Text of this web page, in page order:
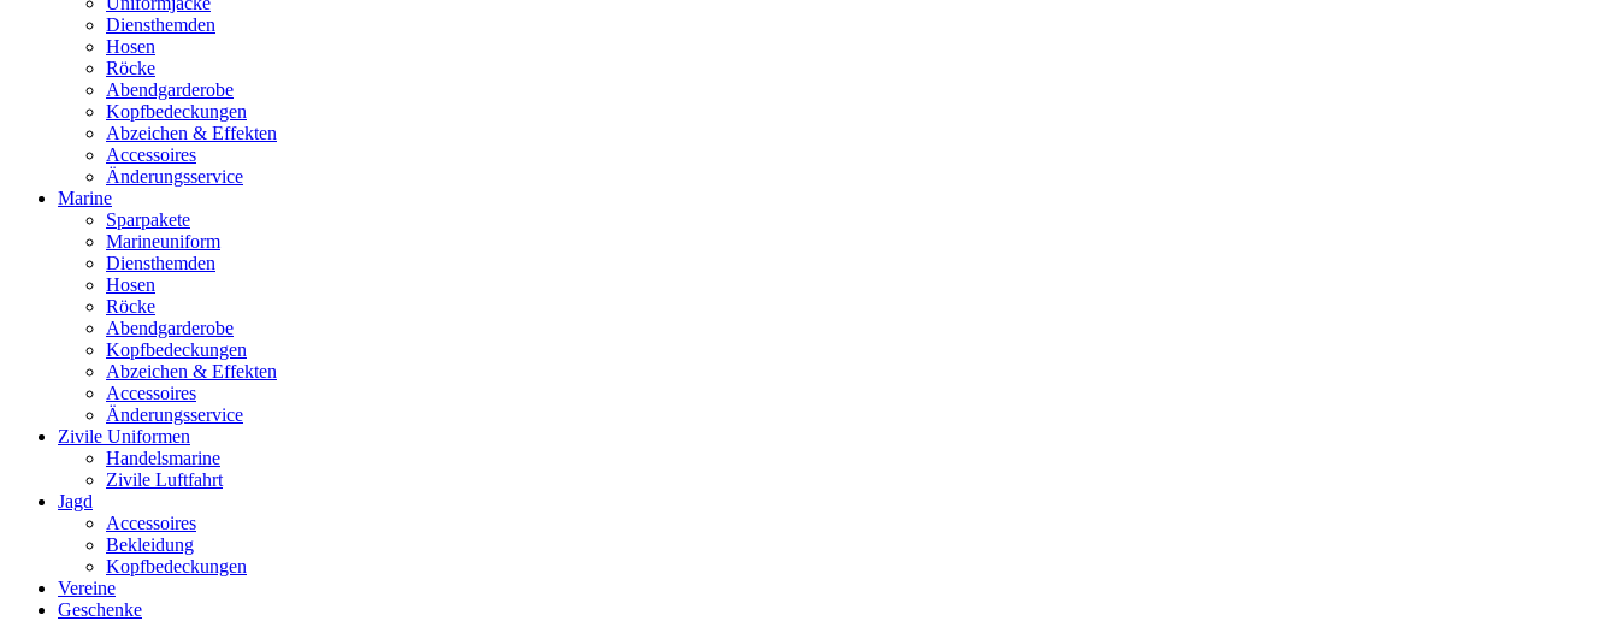
Diensthemden
Hosen
Röcke
Abendgarderobe
Kopfbedeckungen
Abzeichen & Effekten
Accessoires
Änderungsservice
Marine
Sparpakete
Marineuniform
Diensthemden
Hosen
Röcke
Abendgarderobe
Kopfbedeckungen
Abzeichen & Effekten
Accessoires
Änderungsservice
Zivile Uniformen
Handelsmarine
Zivile Luftfahrt
Jagd
Accessoires
Bekleidung
Kopfbedeckungen
Vereine
Geschenke